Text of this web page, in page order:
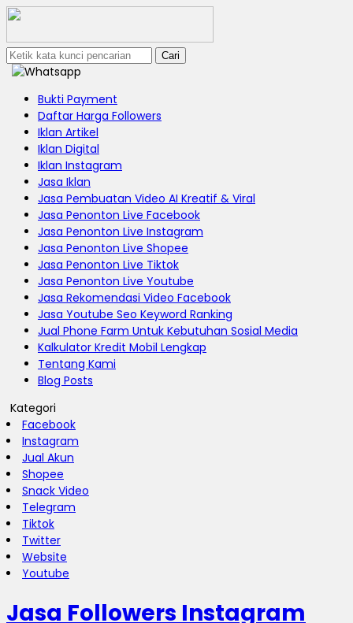
Cari
Bukti Payment
Daftar Harga Followers
Iklan Artikel
Iklan Digital
Iklan Instagram
Jasa Iklan
Jasa Pembuatan Video AI Kreatif & Viral
Jasa Penonton Live Facebook
Jasa Penonton Live Instagram
Jasa Penonton Live Shopee
Jasa Penonton Live Tiktok
Jasa Penonton Live Youtube
Jasa Rekomendasi Video Facebook
Jasa Youtube Seo Keyword Ranking
Jual Phone Farm Untuk Kebutuhan Sosial Media
Kalkulator Kredit Mobil Lengkap
Tentang Kami
Blog Posts
Kategori
Facebook
Instagram
Jual Akun
Shopee
Snack Video
Telegram
Tiktok
Twitter
Website
Youtube
Jasa Followers Instagram